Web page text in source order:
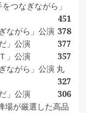
つなぎながら」
451
ながら」公演 378
」公演
377
」公演
357
ながら」公演 丸
327
」公演
306
場が厳選した高品